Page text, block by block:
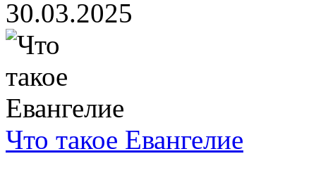
30.03.2025
Что такое Евангелие